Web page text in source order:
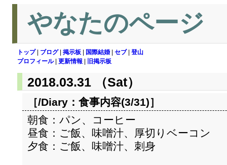
やなたのページ
トップ| ブログ| 掲示板 国際結婚 セブ| 登山
プロフィール| 更新情報 旧掲示板
2018.03.31 （Sat）
［/Diary： 食事内容(3/31)］
朝食：パン、コーヒー
昼食：ご飯、味噌汁、厚切りベーコン
夕食：ご飯、味噌汁、刺身